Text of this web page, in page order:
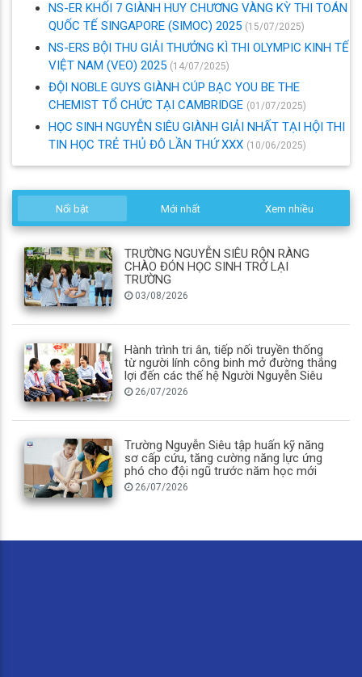
NS-ER KHỐI 7 GIÀNH HUY CHƯƠNG VÀNG KỲ THI TOÁN
QUỐC TẾ SINGAPORE (SIMOC) 2025 (15/07/2025)
NS-ERS BỘI THU GIẢI THƯỞNG KÌ THI OLYMPIC KINH TẾ
VIỆT NAM (VEO) 2025 (14/07/2025)
ĐỘI NOBLE GUYS GIÀNH CÚP BẠC YOU BE THE
CHEMIST TỔ CHỨC TẠI CAMBRIDGE (01/07/2025)
HỌC SINH NGUYỄN SIÊU GIÀNH GIẢI NHẤT TẠI HỘI THI
TIN HỌC TRẺ THỦ ĐÔ LẦN THỨ XXX (10/06/2025)
Nổi bật Mới nhất Xem nhiều
TRƯỜNG NGUYỄN SIÊU RỘN RÀNG
CHÀO ĐÓN HỌC SINH TRỞ LẠI
TRƯỜNG
03/08/2026
Hành trình tri ân, tiếp nối truyền thống
từ người lính công binh mở đường thắng
lợi đến các thế hệ Người Nguyễn Siêu
26/07/2026
Trường Nguyễn Siêu tập huấn kỹ năng
sơ cấp cứu, tăng cường năng lực ứng
phó cho đội ngũ trước năm học mới
26/07/2026